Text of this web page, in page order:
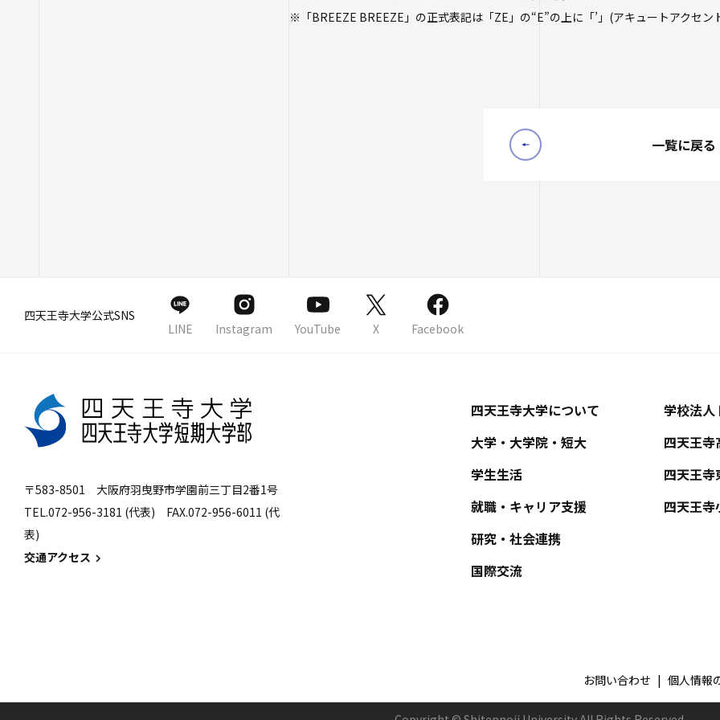
※「BREEZE BREEZE」の正式表記は「ZE」の“E”の上に「’」(アキュートアクセン
一覧に戻る
四天王寺大学公式SNS
LINE
Instagram YouTube X Facebook
〒583-8501 大阪府羽曳野市学園前三丁目2番1号
TEL.072-956-3181 (代表) FAX.072-956-6011 (代
表)
交通アクセス
四天王寺大学について
大学・大学院・短大
学生生活
就職・キャリア支援
研究・社会連携
国際交流
学校法人
四天王
四天王
四天王寺
お問い合わせ 個人情報